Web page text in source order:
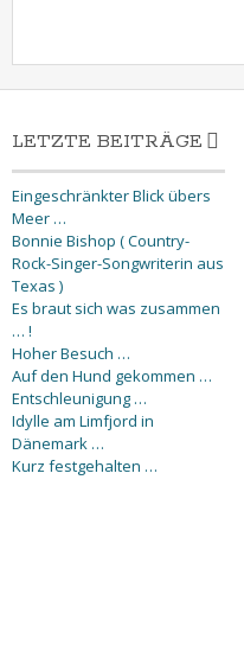
LETZTE BEITRÄGE
Eingeschränkter Blick übers
Meer …
Bonnie Bishop ( Country-
Rock-Singer-Songwriterin aus
Texas )
Es braut sich was zusammen
… !
Hoher Besuch …
Auf den Hund gekommen …
Entschleunigung …
Idylle am Limfjord in
Dänemark …
Kurz festgehalten …